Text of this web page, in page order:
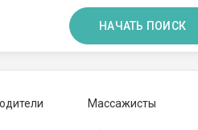
НАЧАТЬ ПОИСК
Массажисты